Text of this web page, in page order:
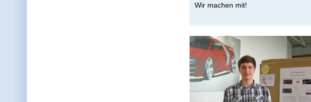
Wir machen mit!